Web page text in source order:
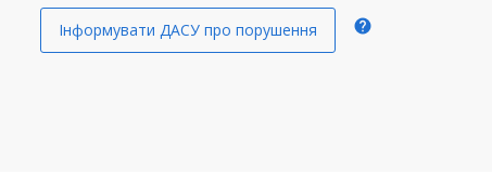
Інформувати ДАСУ про порушення help